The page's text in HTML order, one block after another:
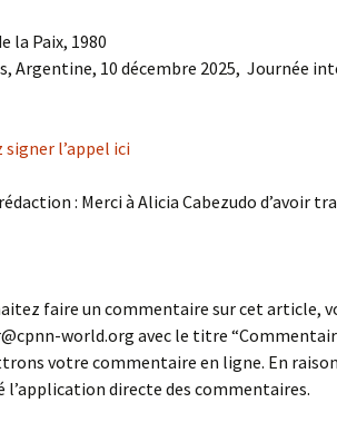
Pérez
la Paix, 1980
Argentine, 10 décembre 2025, Journée
signer l’appel ici
: Merci à Alicia Cabezudo d’avoir
faire un commentaire sur cet article,
world.org avec le titre
votre commentaire en ligne. En
l’application directe des commentaires.